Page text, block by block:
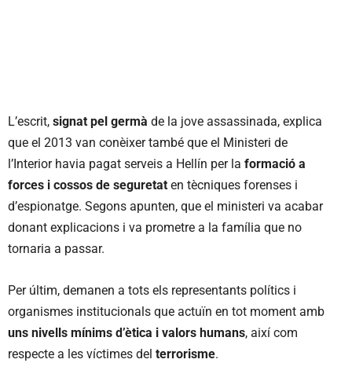
L’escrit, signat pel germà de la jove assassinada, explica
que el 2013 van conèixer també que el Ministeri de
l’Interior havia pagat serveis a Hellín per la formació a
forces i cossos de seguretat en tècniques forenses i
d’espionatge. Segons apunten, que el ministeri va acabar
donant explicacions i va prometre a la família que no
tornaria a passar.
Per últim, demanen a tots els representants polítics i
organismes institucionals que actuïn en tot moment amb
uns nivells mínims d’ètica i valors humans, així com
respecte a les víctimes del terrorisme.